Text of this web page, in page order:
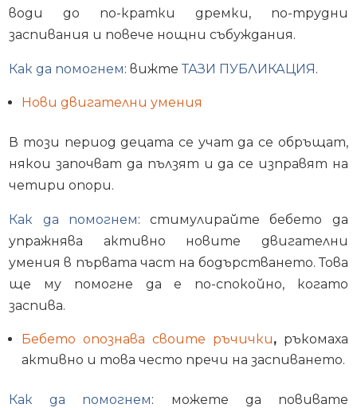
води до по-кратки дремки, по-трудни
заспивания и повече нощни събуждания.
Как да помогнем: вижтеТАЗИ ПУБЛИКАЦИЯ.
Нови двигателни умения
В този период децата се учат да се обръщат,
някои започват да пълзят и да се изправят на
четири опори.
Как да помогнем: стимулирайте бебето да
упражнява активно новите двигателни
умения в първата част на бодърстването. Това
ще му помогне да е по-спокойно, когато
заспива.
Бебето опознава своите ръчички,ръкомаха
активно и това често пречи на заспиването.
Как да помогнем: можете да повивате